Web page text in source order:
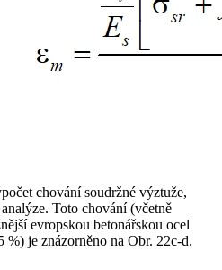
chování soudržné výztuže,
Toto chování (včetně
evropskou betonářskou ocel
%) je znázorněno na Obr. 22c-d.